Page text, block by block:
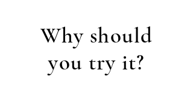
Why should
you try it?